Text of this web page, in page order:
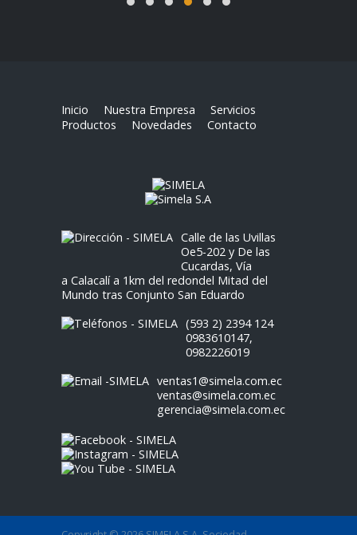
Inicio Nuestra Empresa
Servicios
Productos
Novedades Contacto
Calle de las Uvillas
Oe5-202 y De las
Cucardas, Vía
a Calacalí a 1km del redondel Mitad del
Mundo tras Conjunto San Eduardo
(593 2) 2394 124
0983610147,
0982226019
ventas1@simela.com.ec
ventas@simela.com.ec
gerencia@simela.com.ec